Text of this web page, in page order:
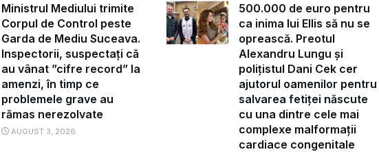
Ministrul Mediului trimite
Corpul de Control peste
Garda de Mediu Suceava.
Inspectorii, suspectați că
au vânat ”cifre record” la
amenzi, în timp ce
problemele grave au
rămas nerezolvate
AUGUST 3, 2026
500.000 de euro pentru
ca inima lui Ellis să nu se
oprească. Preotul
Alexandru Lungu și
polițistul Dani Cek cer
ajutorul oamenilor pentru
salvarea fetiței născute
cu una dintre cele mai
complexe malformații
cardiace congenitale